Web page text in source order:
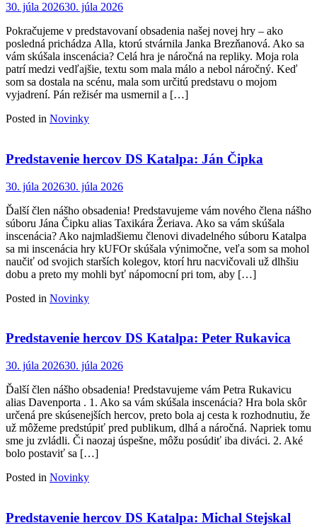
30. júla 202630. júla 2026
Pokračujeme v predstavovaní obsadenia našej novej hry – ako
posledná prichádza Alla, ktorú stvárnila Janka Brezňanová. Ako sa
vám skúšala inscenácia? Celá hra je náročná na repliky. Moja rola
patrí medzi vedľajšie, textu som mala málo a nebol náročný. Keď
som sa dostala na scénu, mala som určitú predstavu o mojom
vyjadrení. Pán režisér ma usmernil a […]
Posted in Novinky
Predstavenie hercov DS Katalpa: Ján Čipka
30. júla 202630. júla 2026
Ďalší člen nášho obsadenia! Predstavujeme vám nového člena nášho
súboru Jána Čipku alias Taxikára Žeriava. Ako sa vám skúšala
inscenácia? Ako najmladšiemu členovi divadelného súboru Katalpa
sa mi inscenácia hry kUFOr skúšala výnimočne, veľa som sa mohol
naučiť od svojich starších kolegov, ktorí hru nacvičovali už dlhšiu
dobu a preto my mohli byť nápomocní pri tom, aby […]
Posted in Novinky
Predstavenie hercov DS Katalpa: Peter Rukavica
30. júla 202630. júla 2026
Ďalší člen nášho obsadenia! Predstavujeme vám Petra Rukavicu
alias Davenporta . 1. Ako sa vám skúšala inscenácia? Hra bola skôr
určená pre skúsenejších hercov, preto bola aj cesta k rozhodnutiu, že
už môžeme predstúpiť pred publikum, dlhá a náročná. Napriek tomu
sme ju zvládli. Či naozaj úspešne, môžu posúdiť iba diváci. 2. Aké
bolo postaviť sa […]
Posted in Novinky
Predstavenie hercov DS Katalpa: Michal Stejskal